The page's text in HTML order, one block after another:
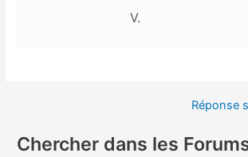
V.
Réponse
Chercher dans les